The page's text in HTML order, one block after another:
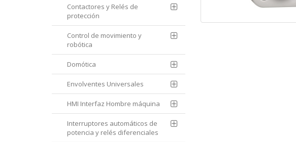
Contactores y Relés de
protección
Control de movimiento y
robótica
Domótica
Envolventes Universales
HMI Interfaz Hombre máquina
Interruptores automáticos de
potencia y relés diferenciales